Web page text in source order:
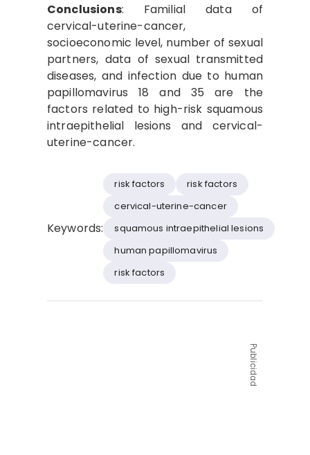
Conclusions: Familial data of
cervical-uterine-cancer,
socioeconomic level, number of sexual
partners, data of sexual transmitted
diseases, and infection due to human
papillomavirus 18 and 35 are the
factors related to high-risk squamous
intraepithelial lesions and cervical-
uterine-cancer.
Keywords:
risk factors
risk factors
cervical-uterine-cancer
squamous intraepithelial lesions
human papillomavirus
risk factors
Publicidad